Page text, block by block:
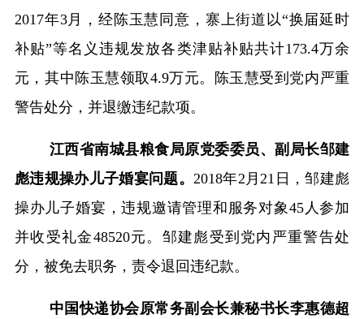
2017年3月，经陈玉慧同意，寨上街道以“换届延时
补贴”等名义违规发放各类津贴补贴共计173.4万余
元，其中陈玉慧领取4.9万元。陈玉慧受到党内严重
警告处分，并退缴违纪款项。
江西省南城县粮食局原党委委员、副局长邹建
彪违规操办儿子婚宴问题。2018年2 月21 日，邹建彪
操办儿子婚宴，违规邀请管理和服务对象45人参加
并收受礼金48520元。邹建彪受到党内严重警告处
分，被免去职务，责令退回违纪款。
中国快递协会原常务副会长兼秘书长李惠德超